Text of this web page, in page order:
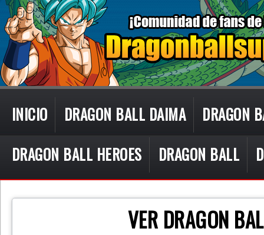
INICIO DRAGON BALL DAIMA
DRAGON
DRAGON BALL HEROES
DRAGON BALL
CON
VER DRAGON